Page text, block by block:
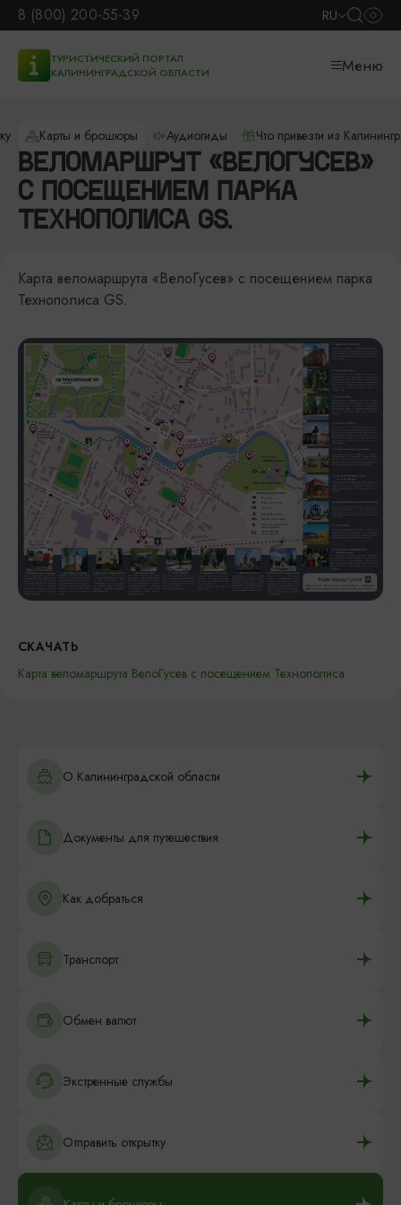
8 (800) 200-55-39 RU
ТУРИСТИЧЕСКИЙ ПОРТАЛ
КАЛИНИНГРАДСКОЙ ОБЛАСТИ
Меню
Карты и брошюры Аудиогиды Что привезти из
О Калининградской области
Документы для путешествия
Как добраться
Транспорт
Обмен валют
Экстренные службы
Отправить открытку
ВЕЛОМАРШРУТ «ВЕЛОГУСЕВ»
С ПОСЕЩЕНИЕМ ПАРКА
ТЕХНОПОЛИСА GS.
Карта веломаршрута «ВелоГусев» с посещением парка
Технополиса GS.
СКАЧАТЬ
Карта веломаршрута ВелоГусев с посещением Технополиса